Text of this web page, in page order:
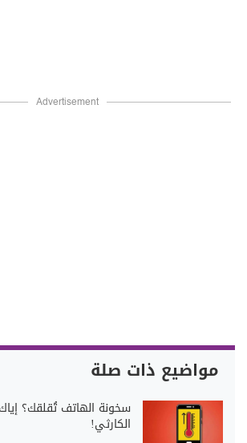
Advertisement
مواضيع ذات صلة
سخونة الهاتف تُقلقك؟
الكارثي!